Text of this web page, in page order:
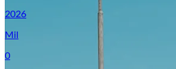
2026
Mil
0